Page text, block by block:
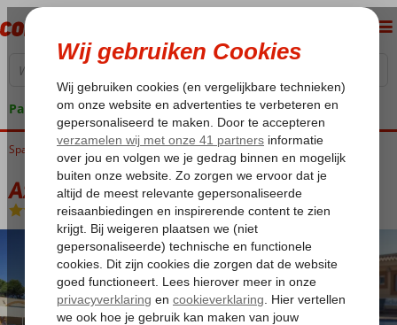
Pakketgarantie
Home
Spanje Balearen Ibiza Es Canar Azuline Atlantic Hotel
Azuline Atlantic Hotel
Logies-Hotel